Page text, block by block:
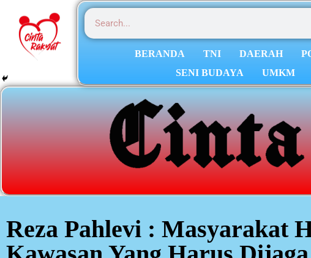
BERANDA TNI DAERAH
SENI BUDAYA
UMKM
Reza Pahlevi : Masyarakat